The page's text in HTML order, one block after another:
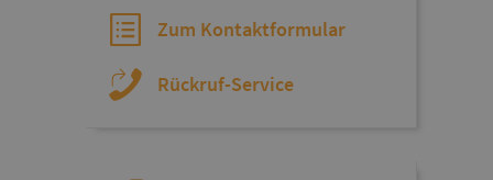
Zum Kontaktformular
Rückruf-Service